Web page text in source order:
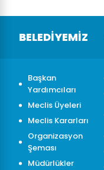
BELEDİYEMİZ
Başkan
Yardımcıları
Meclis Üyeleri
Meclis Kararları
Organizasyon
Şeması
Müdürlükler